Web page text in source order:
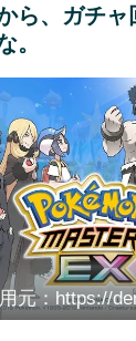
ら、ガチ
。
元：https://